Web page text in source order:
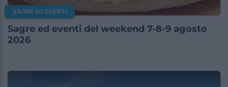
SAGRE ED EVENTI
Sagre ed eventi del weekend 7-8-9 agosto
2026